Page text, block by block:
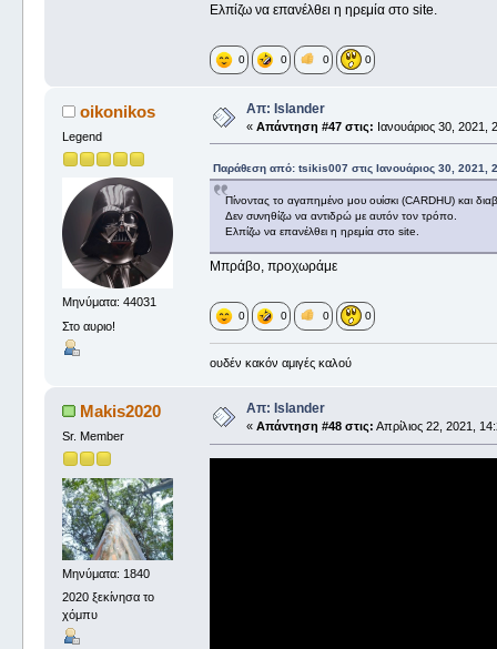
Ελπίζω να επανέλθει η ηρεμία στο site.
0 0 0 0
oikonikos
Legend
Μηνύματα: 44031
Στο αυριο!
Απ: Islander
« Απάντηση #47 στις: Ιανουάριος 30, 2021,
Παράθεση από: tsikis007 στις Ιανουάριος 30, 2021,
Πίνοντας το αγαπημένο μου ουίσκι (CARDHU) και
Δεν συνηθίζω να αντιδρώ με αυτόν τον τρόπο.
Ελπίζω να επανέλθει η ηρεμία στο site.
Μπράβο, προχωράμε
0 0 0 0
ουδέν κακόν αμιγές καλού
Makis2020
Sr. Member
Μηνύματα: 1840
2020 ξεκίνησα το
χόμπυ
Απ: Islander
« Απάντηση #48 στις: Απρίλιος 22, 2021,